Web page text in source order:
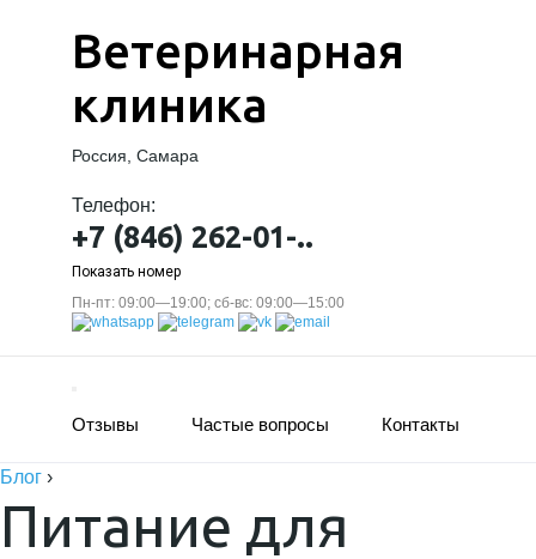
Ветеринарная
клиника
Россия, Самара
Телефон:
+7 (846) 262-01-..
Показать номер
Пн-пт: 09:00—19:00; сб-вс: 09:00—15:00
Отзывы Частые вопросы Контакты
Блог ›
Питание для